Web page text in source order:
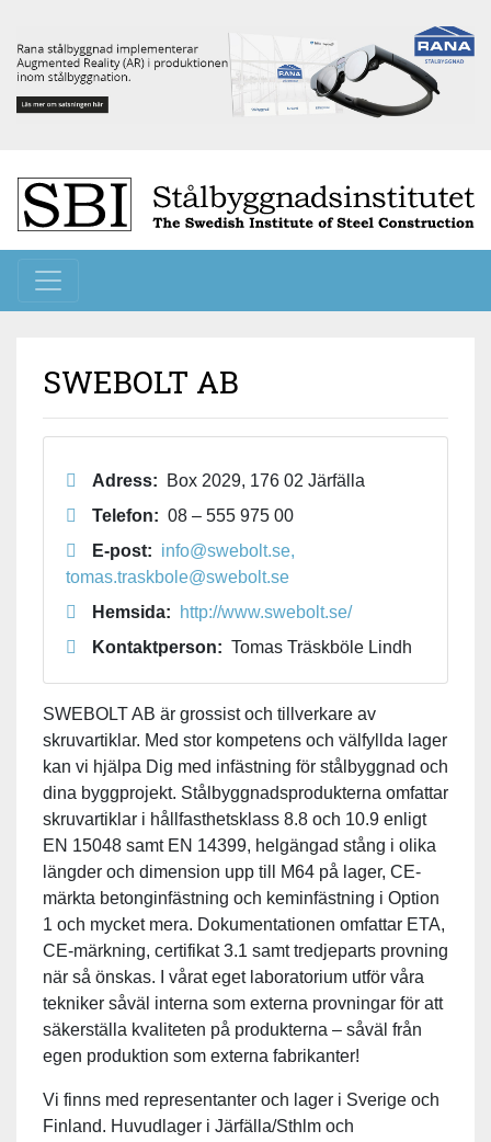
Toggle navigation
SWEBOLT AB
Adress:
Box 2029, 176 02 Järfälla
Telefon: 08 – 555 975 00
E-post: info@swebolt.se,
tomas.traskbole@swebolt.se
Hemsida:
http://www.swebolt.se/
Kontaktperson: Tomas Träskböle Lindh
SWEBOLT AB är grossist och tillverkare av
skruvartiklar. Med stor kompetens och välfyllda lager
kan vi hjälpa Dig med infästning för stålbyggnad och
dina byggprojekt. Stålbyggnadsprodukterna omfattar
skruvartiklar i hållfasthetsklass 8.8 och 10.9 enligt
EN 15048 samt EN 14399, helgängad stång i olika
längder och dimension upp till M64 på lager, CE-
märkta betonginfästning och keminfästning i Option
1 och mycket mera. Dokumentationen omfattar ETA,
CE-märkning, certifikat 3.1 samt tredjeparts provning
när så önskas. I vårat eget laboratorium utför våra
tekniker såväl interna som externa provningar för att
säkerställa kvaliteten på produkterna – såväl från
egen produktion som externa fabrikanter!
Vi finns med representanter och lager i Sverige och
Finland. Huvudlager i Järfälla/Sthlm och